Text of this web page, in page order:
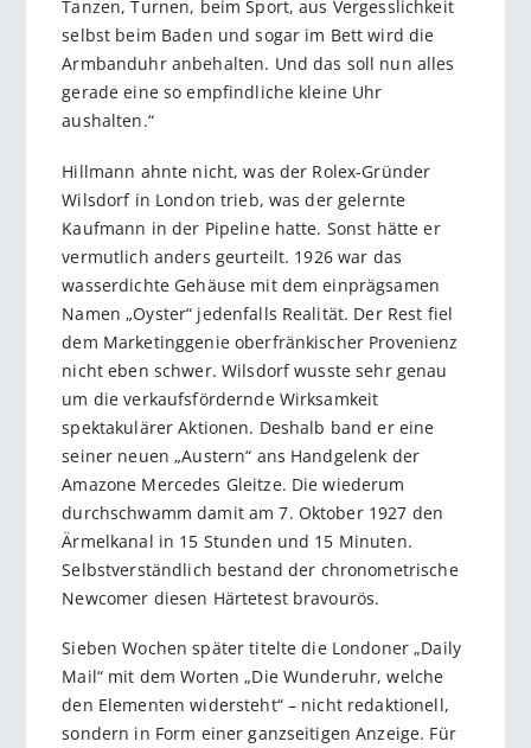
Tanzen, Turnen, beim Sport, aus Vergesslichkeit
selbst beim Baden und sogar im Bett wird die
Armbanduhr anbehalten. Und das soll nun alles
gerade eine so empfindliche kleine Uhr
aushalten.“
Hillmann ahnte nicht, was der Rolex-Gründer
Wilsdorf in London trieb, was der gelernte
Kaufmann in der Pipeline hatte. Sonst hätte er
vermutlich anders geurteilt. 1926 war das
wasserdichte Gehäuse mit dem einprägsamen
Namen „Oyster“ jedenfalls Realität. Der Rest fiel
dem Marketinggenie oberfränkischer Provenienz
nicht eben schwer. Wilsdorf wusste sehr genau
um die verkaufsfördernde Wirksamkeit
spektakulärer Aktionen. Deshalb band er eine
seiner neuen „Austern“ ans Handgelenk der
Amazone Mercedes Gleitze. Die wiederum
durchschwamm damit am 7. Oktober 1927 den
Ärmelkanal in 15 Stunden und 15 Minuten.
Selbstverständlich bestand der chronometrische
Newcomer diesen Härtetest bravourös.
Sieben Wochen später titelte die Londoner „Daily
Mail“ mit dem Worten „Die Wunderuhr, welche
den Elementen widersteht“ – nicht redaktionell,
sondern in Form einer ganzseitigen Anzeige. Für